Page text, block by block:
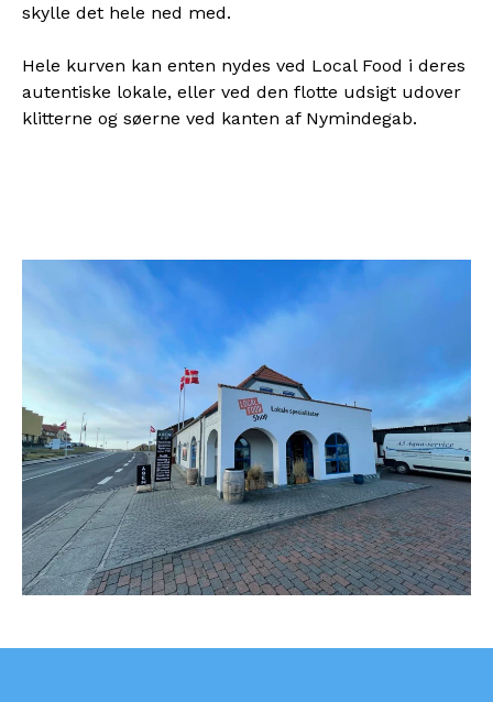
skylle det hele ned med.
Hele kurven kan enten nydes ved Local Food i deres
autentiske lokale, eller ved den flotte udsigt udover
klitterne og søerne ved kanten af Nymindegab.